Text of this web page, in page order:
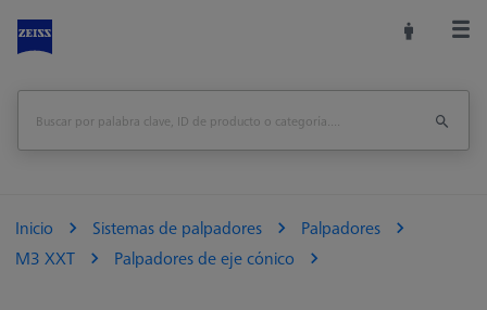
Inicio Sistemas de palpadores
Palpadores
M3 XXT
Palpadores de eje cónico